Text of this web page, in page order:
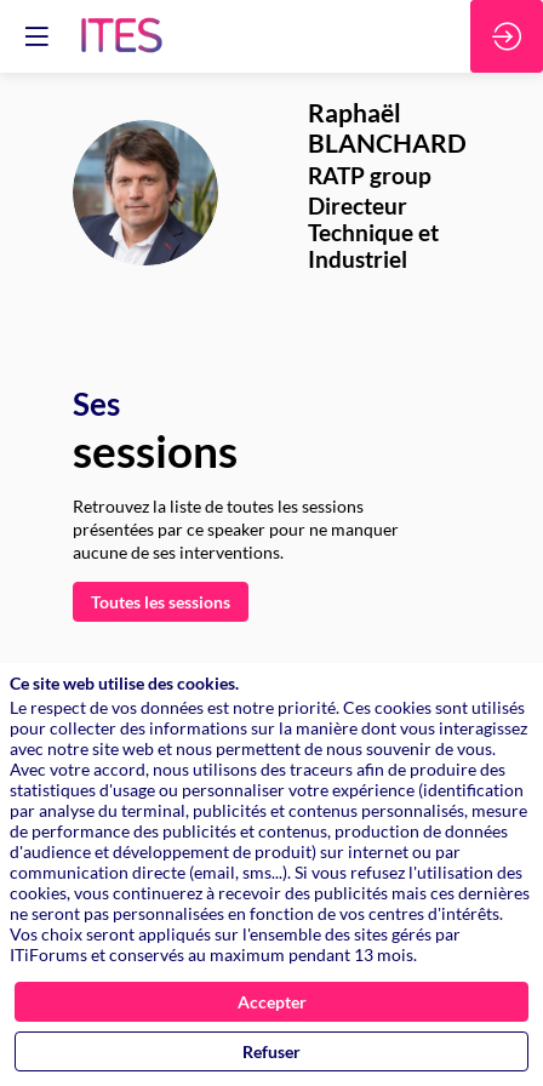
RB
Raphaël
BLANCHARD
RATP group
Directeur
Technique et
Industriel
Ses
sessions
Retrouvez la liste de toutes les sessions
présentées par ce speaker pour ne manquer
aucune de ses interventions.
Toutes les sessions
Ce site web utilise des cookies.
Le respect de vos données est notre priorité. Ces cookies sont utilisés
pour collecter des informations sur la manière dont vous interagissez
avec notre site web et nous permettent de nous souvenir de vous.
Avec votre accord, nous utilisons des traceurs afin de produire des
statistiques d'usage ou personnaliser votre expérience (identification
par analyse du terminal, publicités et contenus personnalisés, mesure
de performance des publicités et contenus, production de données
d'audience et développement de produit) sur internet ou par
communication directe (email, sms...). Si vous refusez l'utilisation des
cookies, vous continuerez à recevoir des publicités mais ces dernières
ne seront pas personnalisées en fonction de vos centres d'intérêts.
Vos choix seront appliqués sur l'ensemble des sites gérés par
ITiForums et conservés au maximum pendant 13 mois.
Accepter
Refuser